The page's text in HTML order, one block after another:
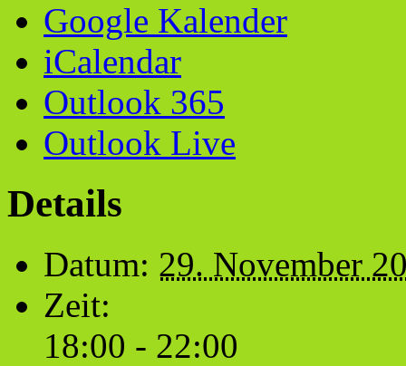
Google Kalender
iCalendar
Outlook 365
Outlook Live
Details
Datum: 29. November
Zeit:
18:00 - 22:00